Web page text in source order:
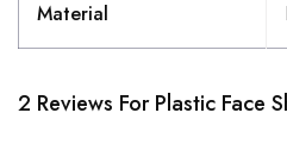
Material
2 Reviews ForPlastic Face